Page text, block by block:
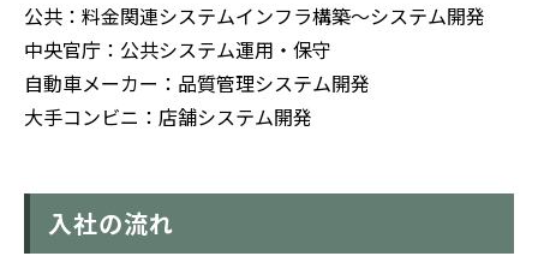
公共：料金関連システムインフラ構築～システム開発
中央官庁：公共システム運用・保守
自動車メーカー：品質管理システム開発
大手コンビニ：店舗システム開発
入社の流れ